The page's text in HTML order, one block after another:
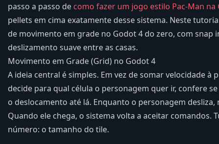
passo a passo decomo fazer um jogo estilo Pac-Man na
pellets em cima exatamente desse sistema. Neste
de movimento em grade no Godot 4 do zero, com snap
deslizamento suave entre as casas.
Movimento em Grade (Grid) no Godot 4
A ideia central é simples. Em vez de somar velocidade à
decide para qual célula o personagem quer ir, confere
o deslocamento até lá. Enquanto o personagem
Quando ele chega, o sistema volta a aceitar comandos.
número: o tamanho do tile.